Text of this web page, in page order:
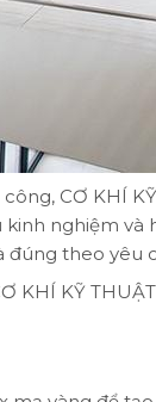
CƠ KHÍ
nghiệm và
đúng theo yêu
KHÍ KỸ